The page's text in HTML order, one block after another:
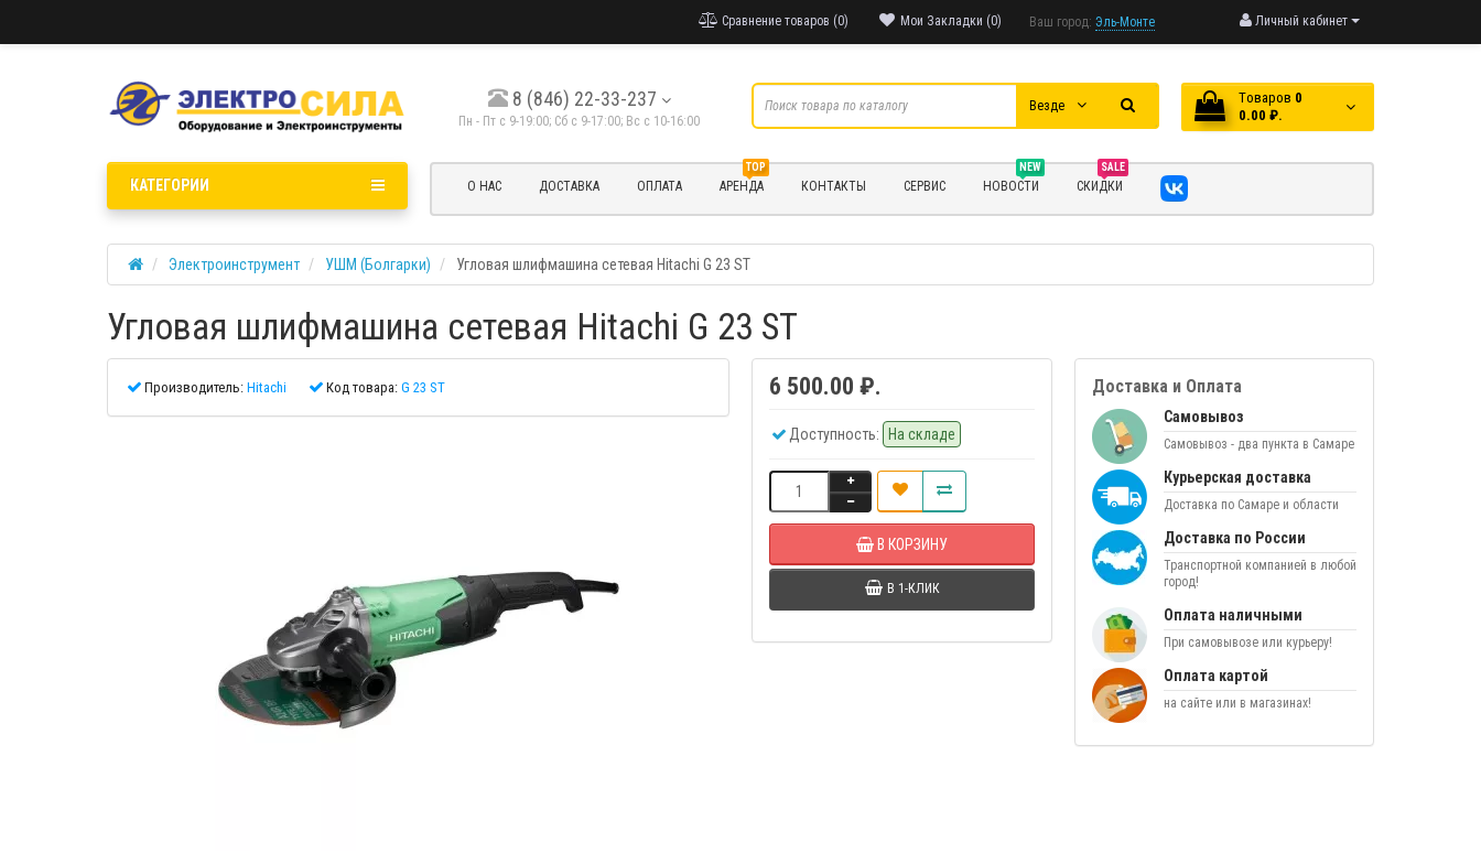
Личный кабинет
Ваш город: Эль-Монте
Мои Закладки (0)
Сравнение товаров (0)
8 (846) 22-33-237
Пн - Пт с 9-19:00; Cб с 9-17:00; Вс с 10-16:00
Везде Tоваров 0
0.00 ₽.
О НАС ДОСТАВКА ОПЛАТА
TOP
АРЕНДА КОНТАКТЫ СЕРВИС
NEW
НОВОСТИ
SALE
СКИДКИ
КАТЕГОРИИ
Электроинструмент УШМ (Болгарки) Угловая шлифмашина сетевая Hitachi G 23 ST
Угловая шлифмашина сетевая Hitachi G 23 ST
Производитель: Hitachi Код товара: G 23 ST 6 500.00 ₽.
Доступность: На складе
В КОРЗИНУ
В 1-КЛИК
Доставка и Оплата
Самовывоз
Самовывоз - два пункта в Самаре
Курьерская доставка
Доставка по Самаре и области
Доставка по России
Транспортной компанией в любой
город!
Оплата наличными
При самовывозе или курьеру!
Оплата картой
на сайте или в магазинах!